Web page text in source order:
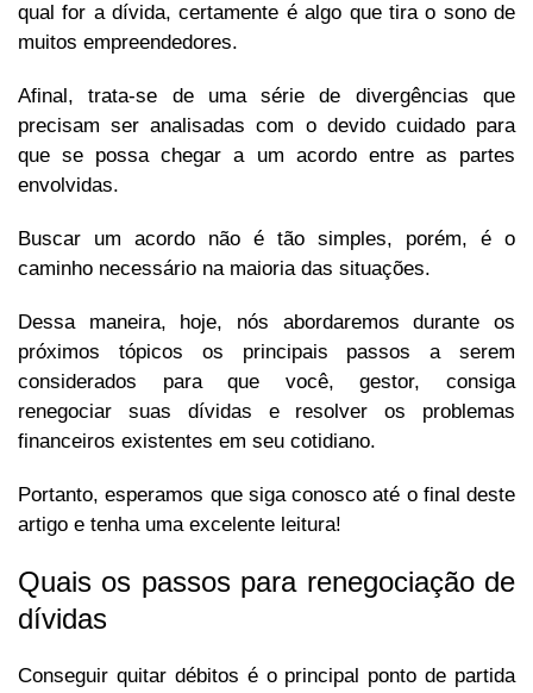
qual for a dívida, certamente é algo que tira o sono de
muitos empreendedores.
Afinal, trata-se de uma série de divergências que
precisam ser analisadas com o devido cuidado para
que se possa chegar a um acordo entre as partes
envolvidas.
Buscar um acordo não é tão simples, porém, é o
caminho necessário na maioria das situações.
Dessa maneira, hoje, nós abordaremos durante os
próximos tópicos os principais passos a serem
considerados para que você, gestor, consiga
renegociar suas dívidas e resolver os problemas
financeiros existentes em seu cotidiano.
Portanto, esperamos que siga conosco até o final deste
artigo e tenha uma excelente leitura!
Quais os passos para renegociação de
dívidas
Conseguir quitar débitos é o principal ponto de partida